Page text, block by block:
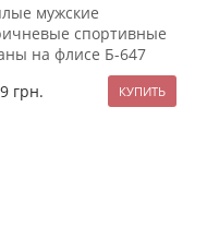
мужские
спортивные
на флисе Б-647
грн.